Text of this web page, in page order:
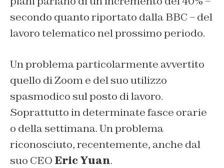
secondo quanto riportato dalla BBC – del
lavoro telematico nel prossimo periodo.
Un problema particolarmente avvertito
quello di Zoom e del suo utilizzo
spasmodico sul posto di lavoro.
Soprattutto in determinate fasce orarie
o della settimana. Un problema
riconosciuto, recentemente, anche dal
suo CEO Eric Yuan.